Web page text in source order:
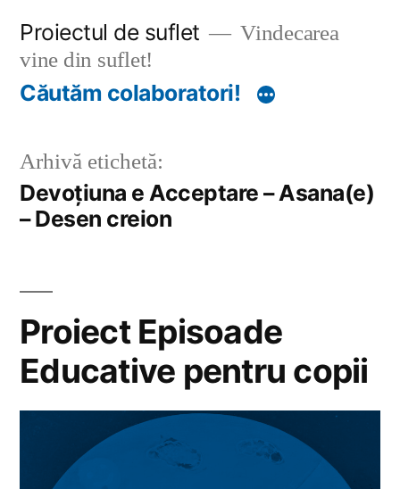
conținut
Proiectul de suflet
Vindecarea
vine din suflet!
Căutăm colaboratori!
Arhivă etichetă:
Devoțiuna e Acceptare – Asana(e)
– Desen creion
Proiect Episoade
Educative pentru copii